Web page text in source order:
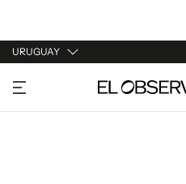
URUGUAY
URUGUAY
ARGENTINA